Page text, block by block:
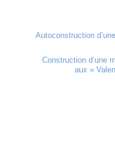
Autoconstruction
Construction d’une
aux «